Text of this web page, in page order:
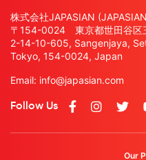
株式会社JAPASIAN
〒154-0024 東京都世田谷区
2-14-10-605, Sangenjaya,
Tokyo, 154-0024, Japan
Email: info@japasian.com
Follow Us
Our